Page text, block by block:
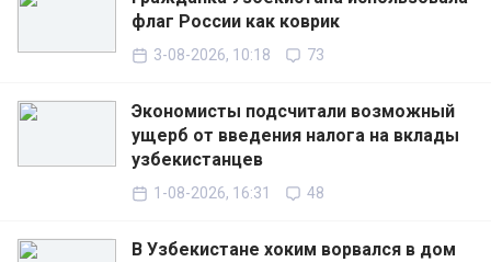
флаг России как коврик
3-08-2026, 10:18 73
Экономисты подсчитали возможный
ущерб от введения налога на вклады
узбекистанцев
1-08-2026, 16:31 48
В Узбекистане хоким ворвался в дом